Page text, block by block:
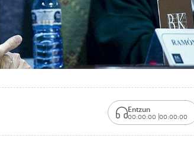
Entzun
00:00:00 00:00:00